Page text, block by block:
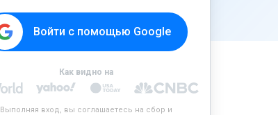
Войти с помощью Google
Как видно на
Выполняя вход, вы соглашаетесь на сбор и